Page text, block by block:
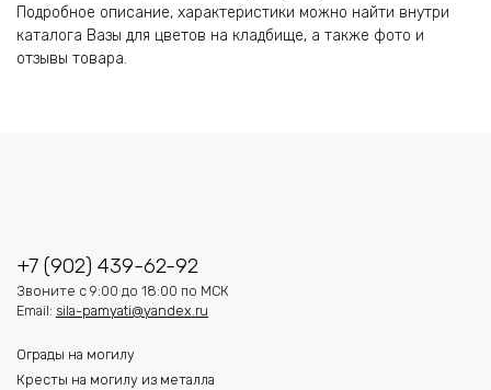
Подробное описание, характеристики можно найти внутри
каталога Вазы для цветов на кладбище, а также фото и
отзывы товара.
+7 (902) 439-62-92
Звоните с 9:00 до 18:00 по МСК
Email: sila-pamyati@yandex.ru
Ограды на могилу
Кресты на могилу из металла